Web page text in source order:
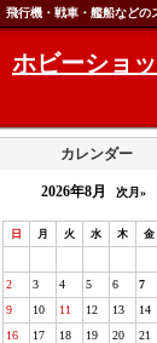
飛行機・戦車・艦船などの
ホビーショ
カレンダー
2026年8月 次月»
日 月 火 水 木 金
2
3 4 5 6 7
9
10 11 12 13 14
16
17 18 19 20 21